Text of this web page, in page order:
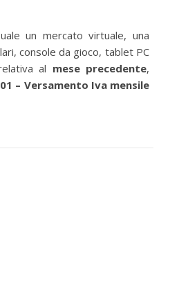
un mercato virtuale, una
console da gioco, tablet PC
al mese precedente,
– Versamento Iva mensile